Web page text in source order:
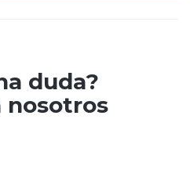
duda?
nosotros